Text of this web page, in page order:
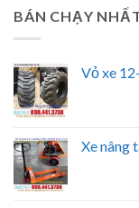
BÁN CHẠY
Vỏ xe
Xe nâng